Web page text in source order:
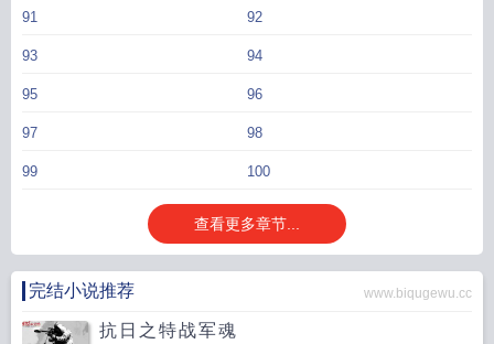
91 92
93 94
95 96
97 98
99 100
查看更多章节...
完结小说推荐 www.biqugewu.cc
抗日之特战军魂